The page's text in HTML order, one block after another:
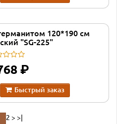
120*190 см
"SG-225"
руб.
Быстрый заказ
2 > >|